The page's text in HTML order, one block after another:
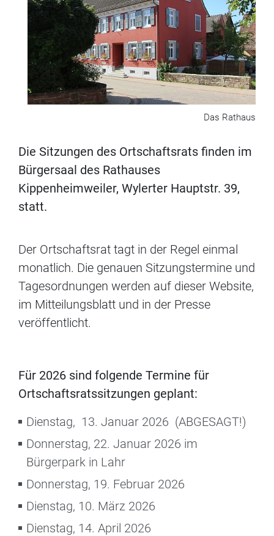
Das Rathaus
Die Sitzungen des Ortschaftsrats finden im
Bürgersaal des Rathauses
Kippenheimweiler, Wylerter Hauptstr. 39,
statt.
Der Ortschaftsrat tagt in der Regel einmal
monatlich. Die genauen Sitzungstermine und
Tagesordnungen werden auf dieser Website,
im Mitteilungsblatt und in der Presse
veröffentlicht.
Für 2026 sind folgende Termine für
Ortschaftsratssitzungen geplant:
Dienstag, 13. Januar 2026 (ABGESAGT!)
Donnerstag, 22. Januar 2026 im
Bürgerpark in Lahr
Donnerstag, 19. Februar 2026
Dienstag, 10. März 2026
Dienstag, 14. April 2026